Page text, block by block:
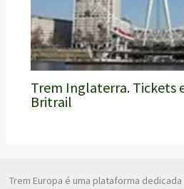
Trem Inglaterra. Tickets
Britrail
Trem Europa é uma plataforma